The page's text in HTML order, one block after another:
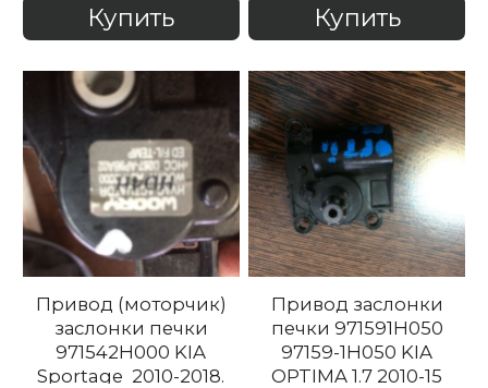
Купить Купить
Привод (моторчик)
заслонки печки
971542H000 KIA
Sportage 2010-2018.
Привод заслонки
печки 971591H050
97159-1H050 KIA
OPTIMA 1.7 2010-15